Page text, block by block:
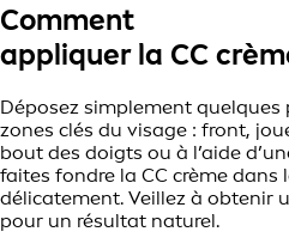
Comment
appliquer la CC
Déposez simplement quelques
zones clés du visage : front,
bout des doigts ou à l’aide
faites fondre la CC crème dans
délicatement. Veillez à obtenir
pour un résultat naturel.